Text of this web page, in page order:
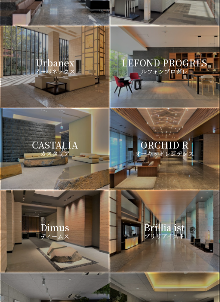
Urbanex
アーバネックス
LEFOND PROGRES
ルフォンプログレ
CASTALIA
カスタリア
ORCHID R
オーキッドレジデンス
Dimus
ディームス
Brillia ist
ブリリアイスト